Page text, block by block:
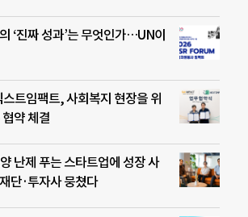
‘진짜 성과’는 무엇인가…UN이
트임팩트, 사회복지 현장을 위
약 체결
난제 푸는 스타트업에 성장 사
단·투자사 뭉쳤다